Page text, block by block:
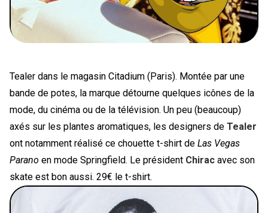
SOUTENEZ KULTT
Tealer dans le magasin Citadium (Paris). Montée par une
bande de potes, la marque détourne quelques icônes de la
mode, du cinéma ou de la télévision. Un peu (beaucoup)
axés sur les plantes aromatiques, les designers de Tealer
ont notamment réalisé ce chouette t-shirt de Las Vegas
Parano en mode Springfield. Le président Chirac avec son
skate est bon aussi. 29€ le t-shirt.